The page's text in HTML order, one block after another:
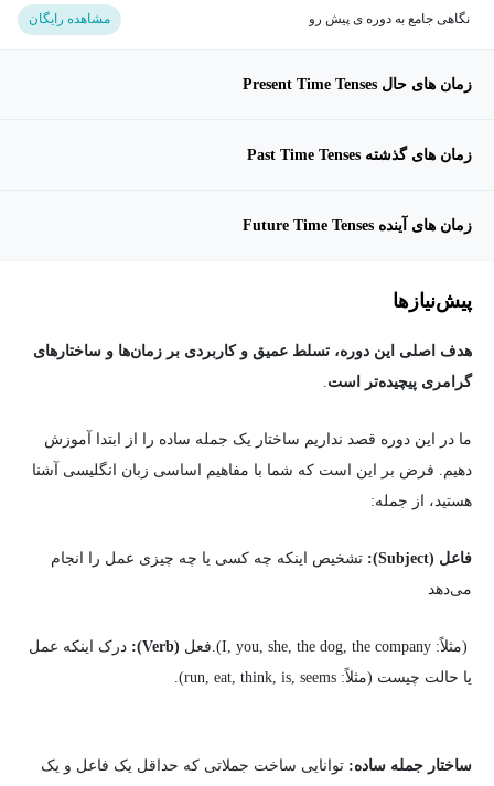
نگاهی جامع به دوره ی پیش رو مشاهده رایگان
زمان های حال Present Time Tenses
زمان های گذشته Past Time Tenses
زمان های آینده Future Time Tenses
پیش‌نیاز‌ها
هدف اصلی این دوره، تسلط عمیق و کاربردی بر زمان‌ها و ساختارهای
گرامری پیچیده‌تر است
ما در این دوره قصد نداریم ساختار یک جمله ساده را از ابتدا آموزش
دهیم. فرض بر این است که شما با مفاهیم اساسی زبان انگلیسی آشنا
هستید، از جمله:
فاعل (Subject):
تشخیص اینکه چه کسی یا چه چیزی عمل را انجام
می‌دهد
(مثلاً: I, you, she, the dog, the company).فعل (Verb):
درک اینکه عمل
یا حالت چیست (مثلاً: run, eat, think, is, seems).
ساختار جمله ساده: توانایی ساخت جملاتی که حداقل یک فاعل و یک